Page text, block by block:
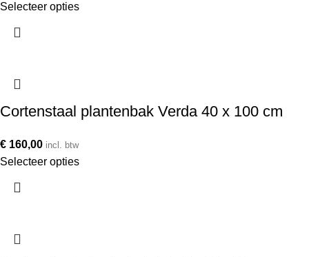
Selecteer opties
Cortenstaal plantenbak Verda 40 x 100 cm
€ 160,00 incl. btw
Selecteer opties